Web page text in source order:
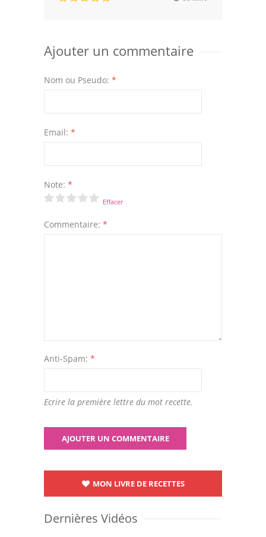
Ajouter un commentaire
Nom ou Pseudo: *
Email: *
Note: *
Effacer
Commentaire: *
Anti-Spam: *
Ecrire la première lettre du mot recette.
MON LIVRE DE RECETTES
Dernières Vidéos